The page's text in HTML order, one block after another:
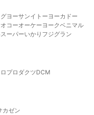
ヨーサンイトーヨーカドー
コーオーケー ヨークベニマル
ーパーいかり フジグラン
プロダクツDCM
カゼン